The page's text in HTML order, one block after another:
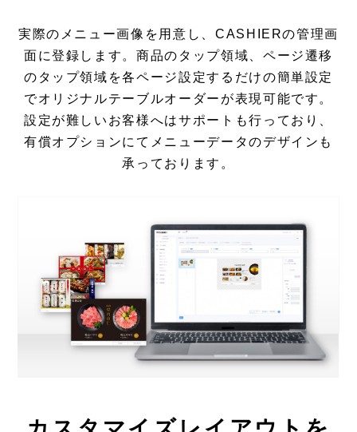
実際のメニュー画像を用意し、CASHIERの管理画
面に登録します。商品のタップ領域、ページ遷移
のタップ領域を各ページ設定するだけの簡単設定
でオリジナルテーブルオーダーが表現可能です。
設定が難しいお客様へはサポートも行っており、
有償オプションにてメニューデータのデザインも
承っております。